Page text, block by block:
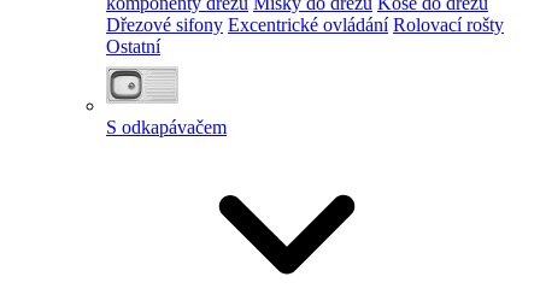
Dřezové sifony Excentrické ovládání Rolovací rošty
Ostatní
S odkapávačem